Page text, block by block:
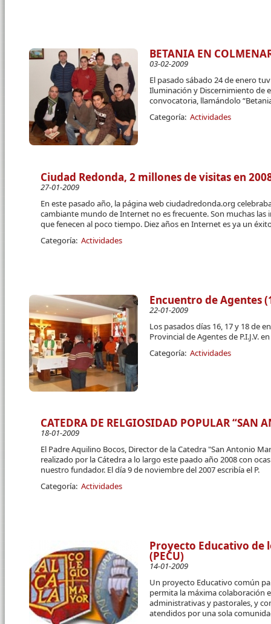
BETANIA EN
03-02-2009
El pasado sábado 24 de enero
Iluminación y Discernimiento de
convocatoria, llamándolo
Categoría: Actividades
Ciudad Redonda, 2 millones de visitas en
27-01-2009
En este pasado año, la página web ciudadredonda.org
cambiante mundo de Internet no es frecuente. Son muchas las
que fenecen al poco tiempo. Diez años en Internet es ya un
Categoría: Actividades
Encuentro de Agentes
22-01-2009
Los pasados días 16, 17 y 18 de
Provincial de Agentes de P.I.J.V.
Categoría: Actividades
CATEDRA DE RELGIOSIDAD POPULAR “SAN
18-01-2009
El Padre Aquilino Bocos, Director de la Catedra "San Antonio
realizado por la Cátedra a lo largo este paado año 2008 con
nuestro fundador. El día 9 de noviembre del 2007 escribía el P.
Categoría: Actividades
Proyecto Educativo de
(PECU)
14-01-2009
Un proyecto Educativo común
permita la máxima colaboración
administrativas y pastorales, y
atendidos por una sola